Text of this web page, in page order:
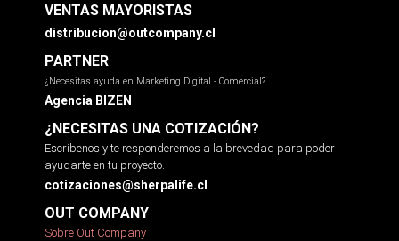
VENTAS MAYORISTAS
distribucion@outcompany.cl
PARTNER
¿Necesitas ayuda en Marketing Digital - Comercial?
Agencia BIZEN
¿NECESITAS UNA COTIZACIÓN?
Escríbenos y te responderemos a la brevedad para poder
ayudarte en tu proyecto.
cotizaciones@sherpalife.cl
OUT COMPANY
Sobre Out Company